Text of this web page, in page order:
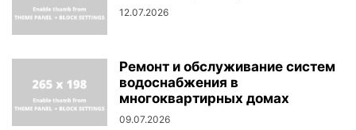
12.07.2026
Ремонт и обслуживание систем
водоснабжения в
многоквартирных домах
09.07.2026